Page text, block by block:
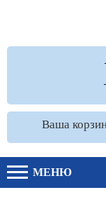
Ваша
МЕНЮ